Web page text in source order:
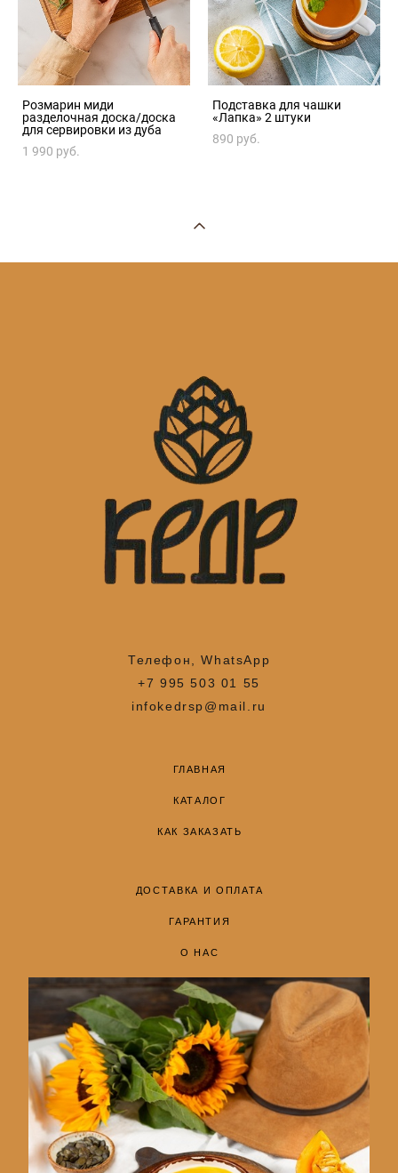
Розмарин миди
разделочная доска/доска
для сервировки из дуба
1 990 pуб.
Подставка для чашки
«Лапка» 2 штуки
890 pуб.
Телефон, WhatsApp
+7 995 503 01 55
infokedrsp@mail.ru
ГЛАВНАЯ
КАТАЛОГ
КАК ЗАКАЗАТЬ
ДОСТАВКА И ОПЛАТА
ГАРАНТИЯ
О НАС